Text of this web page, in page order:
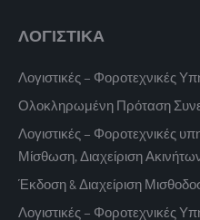
ΛΟΓΙΣΤΙΚΑ
Λογιστικές – Φοροτεχνικές
Ολοκληρωμένη Πρόταση
Λογιστικές – Φοροτεχνικές
Μίσθωση, Διαχείριση
Έκδοση & Διαχείριση
Λογιστικές – Φοροτεχνικές